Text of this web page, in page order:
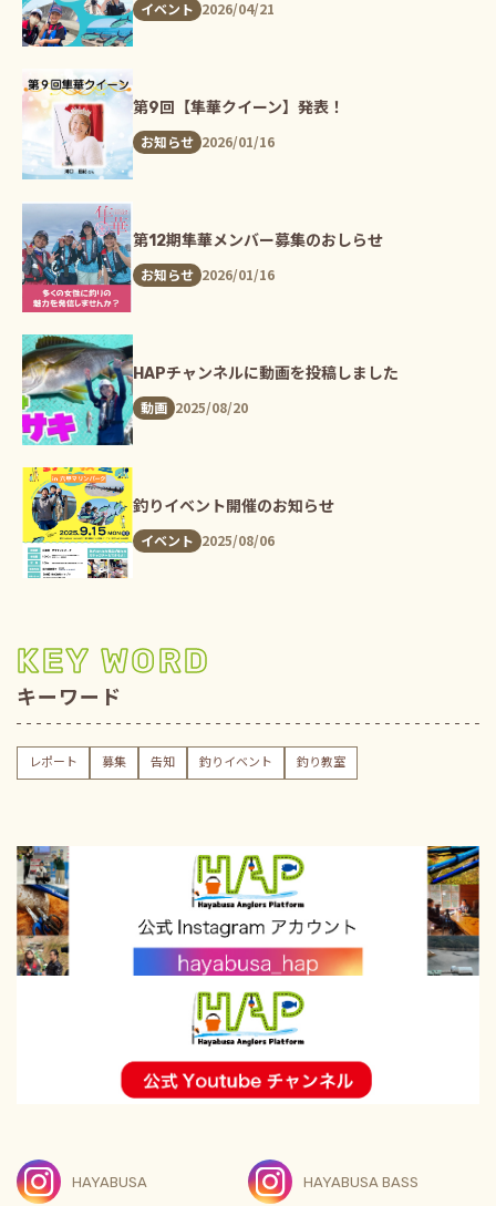
イベント 2026/04/21
第9回【隼華クイーン】発表！
お知らせ 2026/01/16
第12期隼華メンバー募集のおしらせ
お知らせ 2026/01/16
HAPチャンネルに動画を投稿しました
動画 2025/08/20
釣りイベント開催のお知らせ
イベント 2025/08/06
KEY WORD
キーワード
レポート 募集 告知 釣りイベント 釣り教室
HAYABUSA HAYABUSA BASS